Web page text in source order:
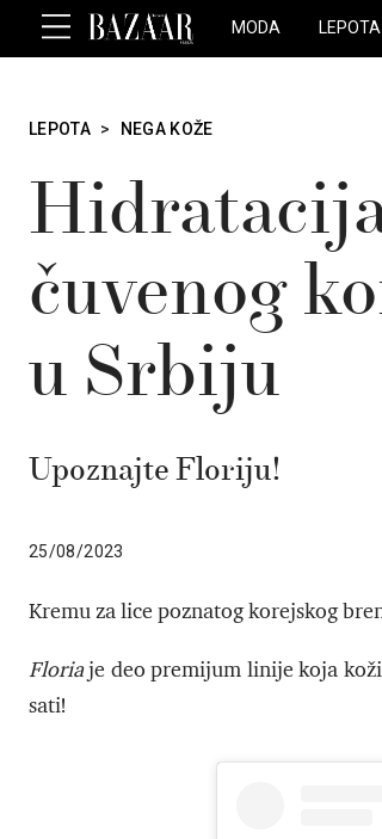
MODA LEPOTA
LEPOTA > NEGA KOŽE
čuvenog
u Srbiju
Upoznajte Floriju!
25/08/2023
Kremu za lice poznatog korejskog
Floriaje deo premijum linije koja
sati!